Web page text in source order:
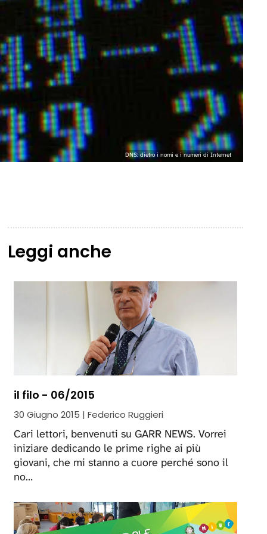
DNS: dietro i nomi e i numeri di Internet
Leggi anche
il filo - 06/2015
30 Giugno 2015 | Federico Ruggieri
Cari lettori, benvenuti su GARR NEWS. Vorrei
iniziare dedicando le prime righe ai più
giovani, che mi stanno a cuore perché sono il
no…